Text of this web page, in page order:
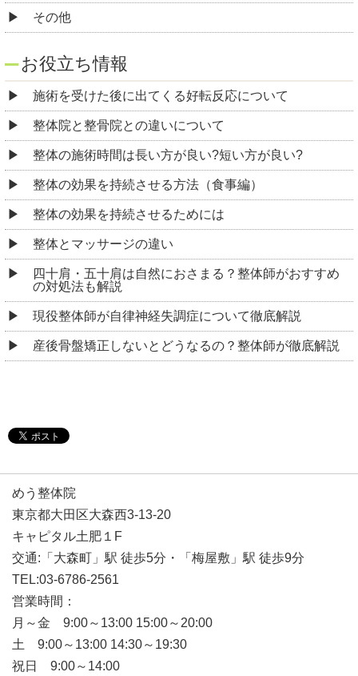
その他
お役立ち情報
施術を受けた後に出てくる好転反応について
整体院と整骨院との違いについて
整体の施術時間は長い方が良い?短い方が良い?
整体の効果を持続させる方法（食事編）
整体の効果を持続させるためには
整体とマッサージの違い
四十肩・五十肩は自然におさまる？整体師がおすすめ
の対処法も解説
現役整体師が自律神経失調症について徹底解説
産後骨盤矯正しないとどうなるの？整体師が徹底解説
めう整体院
東京都大田区大森西3-13-20
キャピタル土肥１F
交通:「大森町」駅 徒歩5分・「梅屋敷」駅 徒歩9分
TEL:03-6786-2561
営業時間：
月～金 9:00～13:00 15:00～20:00
土 9:00～13:00 14:30～19:30
祝日 9:00～14:00